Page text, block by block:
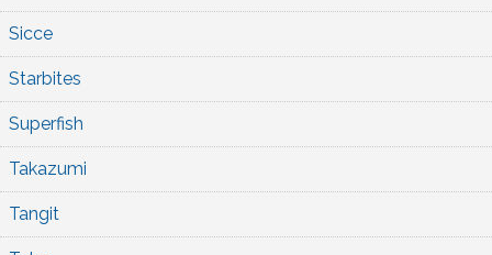
Sicce
Starbites
Superfish
Takazumi
Tangit